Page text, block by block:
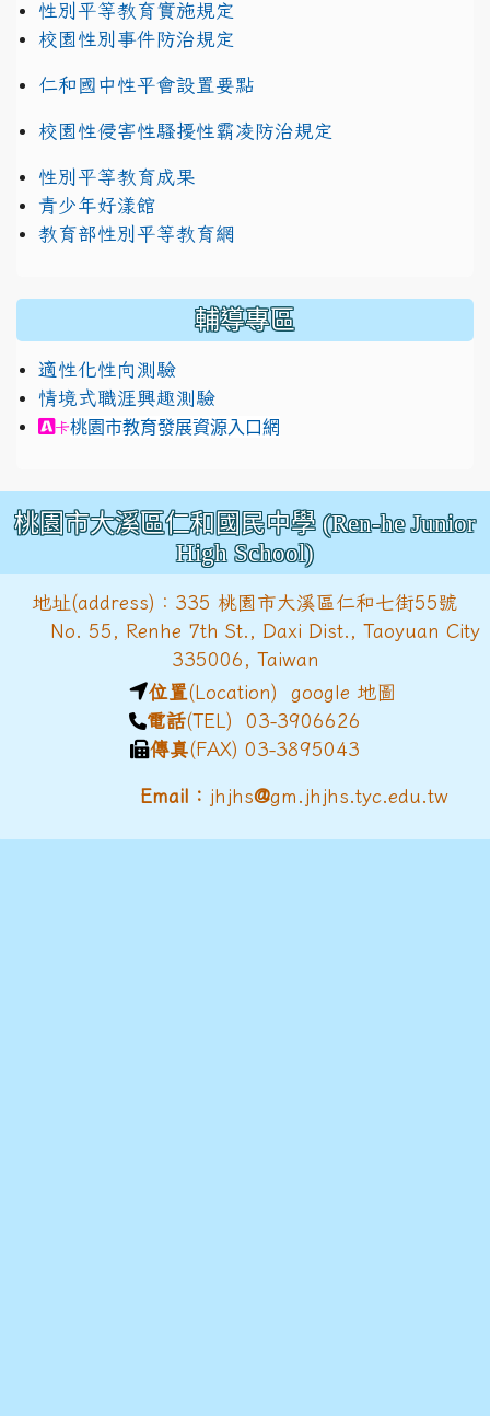
性別平等教育實施規定
校園性別事件防治規定
仁和國中性平會設置要點
校園性侵害性騷擾性霸凌防治規定
性別平等教育成果
青少年好漾館
教育部性別平等教育網
輔導專區
適性化性向測驗
情境式職涯興趣測驗
link to https://exam.career.ntnu.edu.tw/cit/
卡桃園市教育發展資源入口網
桃園市大溪區仁和國民中學 (Ren-he Junior
High School)
地址(address)：335 桃園市大溪區仁和七街55號
No. 55, Renhe 7th St., Daxi Dist., Taoyuan City
335006, Taiwan
位置(Location) google 地圖
電話(TEL) 03-3906626
傳真(FAX) 03-3895043
Email： jhjhs@gm.jhjhs.tyc.edu.tw